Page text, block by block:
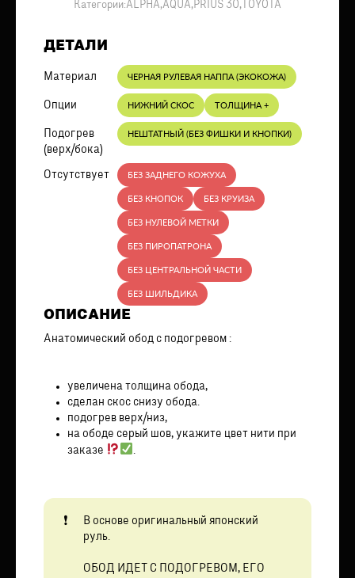
Категории:ALPHA,AQUA,PRIUS 30, TOYOTA
ОПИСАНИЕ
Анатомический обод с подогревом :
увеличена толщина обода,
сделан скос снизу обода.
подогрев верх/низ,
на ободе серый шов, укажите цвет нити при
заказе
.
В основе оригинальный японский
руль.
ОБОД ИДЕТ С ПОДОГРЕВОМ, ЕГО
ДЕТАЛИ
Материал ЧЕРНАЯ РУЛЕВАЯ НАППА (ЭКОКОЖА)
Опции НИЖНИЙ СКОС ТОЛЩИНА +
Подогрев
(верх/бока)
НЕШТАТНЫЙ (БЕЗ ФИШКИ И КНОПКИ)
Отсутствует БЕЗ ЗАДНЕГО КОЖУХА
БЕЗ КНОПОК БЕЗ КРУИЗА
БЕЗ НУЛЕВОЙ МЕТКИ
БЕЗ ПИРОПАТРОНА
БЕЗ ЦЕНТРАЛЬНОЙ ЧАСТИ
БЕЗ ШИЛЬДИКА